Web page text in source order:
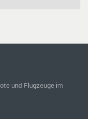
und Flugzeuge im